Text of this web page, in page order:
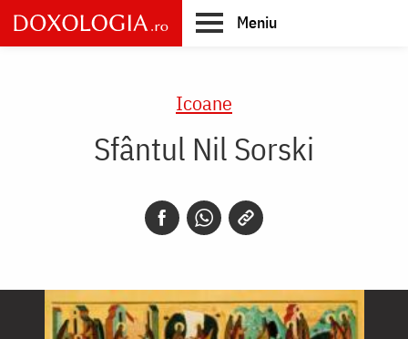
Skip
to
main
Meniu
Icoane
Sfântul Nil Sorski